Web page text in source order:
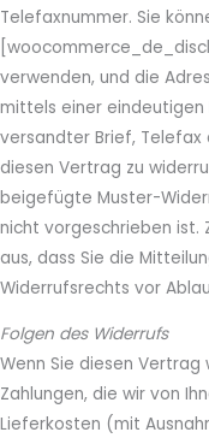
Telefaxnummer. Sie
verwenden, und die
mittels einer eindeutigen
versandter Brief, Telefax
diesen Vertrag zu
beigefügte Muster-
nicht vorgeschrieben ist.
aus, dass Sie die
Widerrufsrechts vor
Folgen des Widerrufs
Wenn Sie diesen Vertrag
Zahlungen, die wir von
Lieferkosten (mit